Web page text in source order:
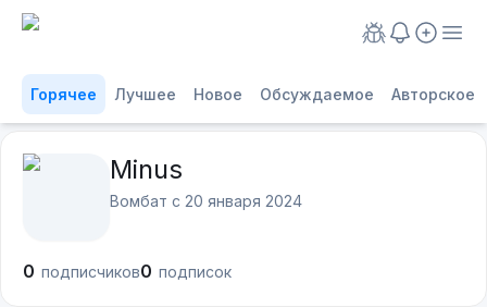
Горячее Лучшее Новое Обсуждаемое Авторское
Minus
Вомбат с 20 января 2024
0 подписчиков0 подписок